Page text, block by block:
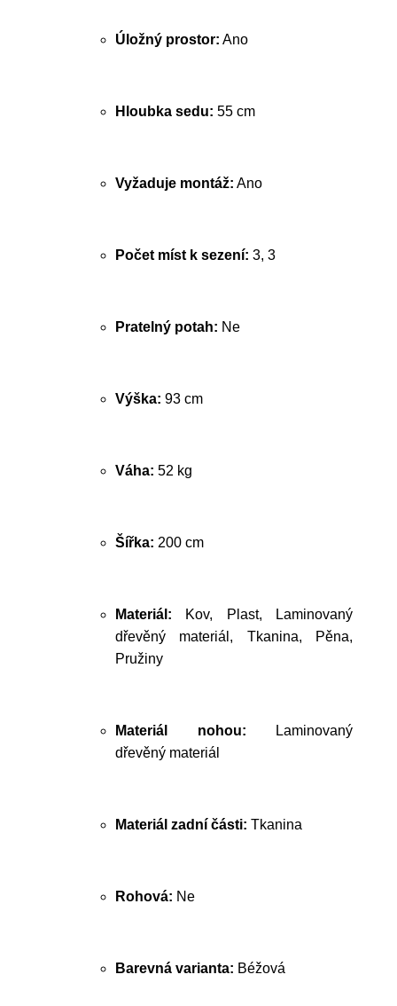
Úložný prostor: Ano
Hloubka sedu: 55 cm
Vyžaduje montáž: Ano
Počet míst k sezení: 3, 3
Pratelný potah: Ne
Výška: 93 cm
Váha: 52 kg
Šířka: 200 cm
Materiál: Kov, Plast, Laminovaný
dřevěný materiál, Tkanina, Pěna,
Pružiny
Materiál nohou: Laminovaný
dřevěný materiál
Materiál zadní části: Tkanina
Rohová: Ne
Barevná varianta: Béžová